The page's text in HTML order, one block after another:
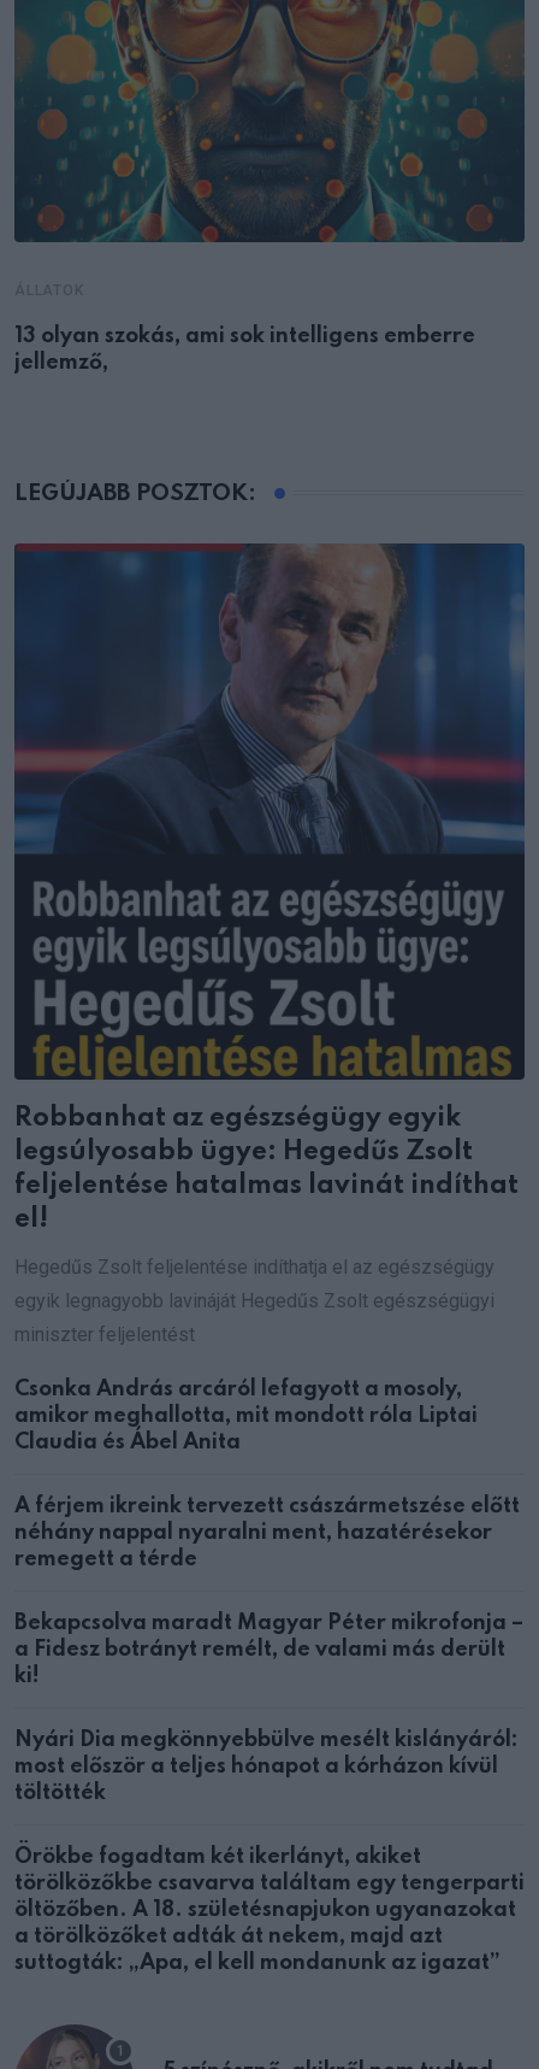
13 olyan szokás, ami sok intelligens emberre
jellemző,
LEGÚJABB POSZTOK:
Robbanhat az egészségügy egyik
legsúlyosabb ügye: Hegedűs Zsolt
feljelentése hatalmas lavinát indíthat
el!
Hegedűs Zsolt feljelentése indíthatja el az egészségügy
egyik legnagyobb lavináját Hegedűs Zsolt egészségügyi
miniszter feljelentést
Csonka András arcáról lefagyott a mosoly,
amikor meghallotta, mit mondott róla Liptai
Claudia és Ábel Anita
A férjem ikreink tervezett császármetszése előtt
néhány nappal nyaralni ment, hazatérésekor
remegett a térde
Bekapcsolva maradt Magyar Péter mikrofonja –
a Fidesz botrányt remélt, de valami más derült
ki!
Nyári Dia megkönnyebbülve mesélt kislányáról:
most először a teljes hónapot a kórházon kívül
töltötték
Örökbe fogadtam két ikerlányt, akiket
törölközőkbe csavarva találtam egy tengerparti
öltözőben. A 18. születésnapjukon ugyanazokat
a törölközőket adták át nekem, majd azt
suttogták: „Apa, el kell mondanunk az igazat”